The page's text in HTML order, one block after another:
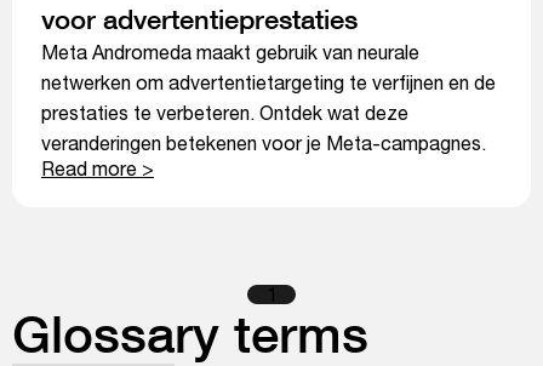
voor advertentieprestaties
Meta Andromeda maakt gebruik van neurale
netwerken om advertentietargeting te verfijnen en de
prestaties te verbeteren. Ontdek wat deze
veranderingen betekenen voor je Meta-campagnes.
Read more >
1
Glossary terms